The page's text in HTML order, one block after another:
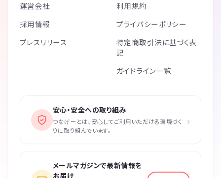
運営会社
採用情報
プレスリリース
利用規約
プライバシーポリシー
特定商取引法に基づく表
記
ガイドライン一覧
安心・安全への取り組み
つなげーとは、安心してご利用いただける環境づく
りに取り組んでいます。
›
メールマガジンで最新情報を
お届け